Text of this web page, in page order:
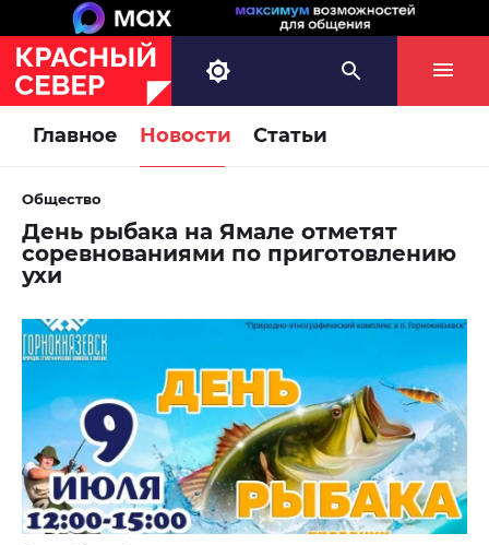
Главное Новости Статьи
Общество
День рыбака на Ямале отметят
соревнованиями по приготовлению
ухи